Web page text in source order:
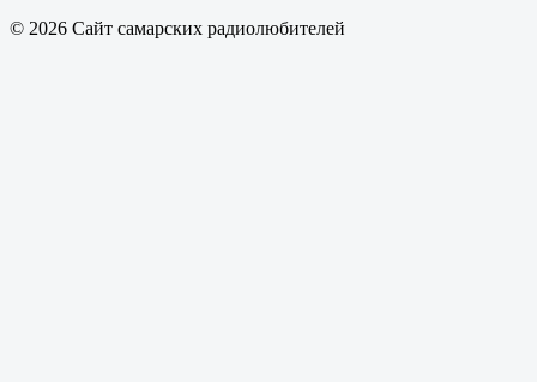
© 2026 Сайт самарских радиолюбителей